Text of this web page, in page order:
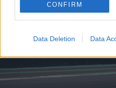
CONFIRM
Data Deletion Data